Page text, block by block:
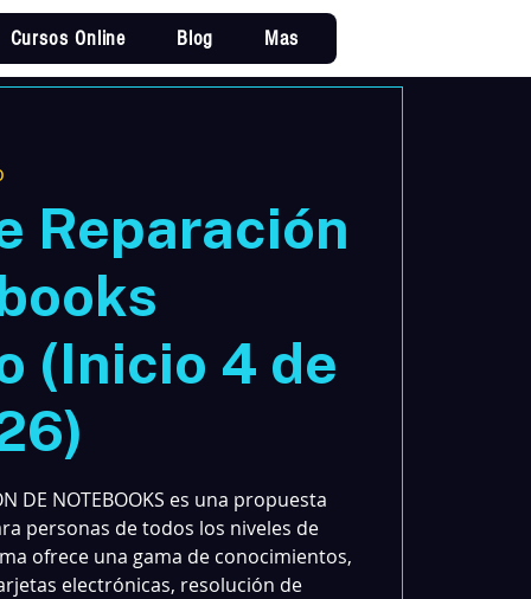
Cursos Online Blog Mas
Reparación
(Inicio 4 de
DE NOTEBOOKS es una propuesta
personas de todos los niveles de
ofrece una gama de conocimientos,
electrónicas, resolución de